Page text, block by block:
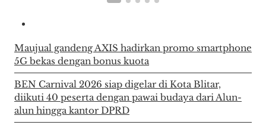
Maujual gandeng AXIS hadirkan promo smartphone
5G bekas dengan bonus kuota
BEN Carnival 2026 siap digelar di Kota Blitar,
diikuti 40 peserta dengan pawai budaya dari Alun-
alun hingga kantor DPRD